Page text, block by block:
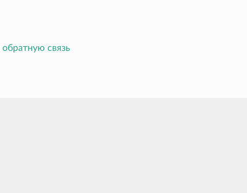
обратную связь